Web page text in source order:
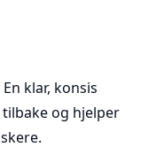
klar, konsis
og hjelper